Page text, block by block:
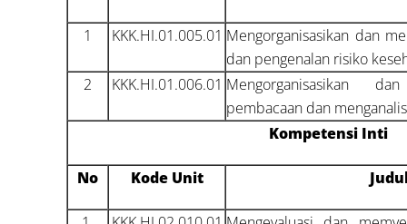
1 KKK.HI.01.005.01 Mengorganisasikan dan
dan pengenalan risiko
2
KKK.HI.01.006.01 Mengorganisasikan
pembacaan dan
Kompetensi Inti
No Kode Unit